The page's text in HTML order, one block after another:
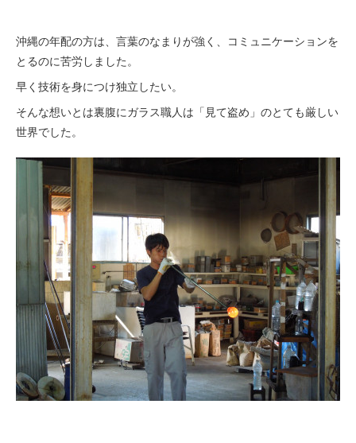
沖縄の年配の方は、言葉のなまりが強く、コミュニケーションを
とるのに苦労しました。
早く技術を身につけ独立したい。
そんな想いとは裏腹にガラス職人は「見て盗め」のとても厳しい
世界でした。